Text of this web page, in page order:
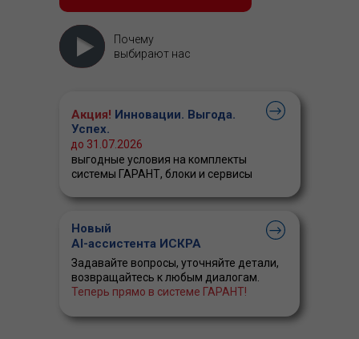
Почему
выбирают нас
Акция! Инновации. Выгода.
Успех.
выгодные условия на комплекты
системы ГАРАНТ, блоки и сервисы
до 31.07.2026
Новый
AI-ассистента ИСКРА
Задавайте вопросы, уточняйте детали,
возвращайтесь к любым диалогам.
Теперь прямо в системе ГАРАНТ!